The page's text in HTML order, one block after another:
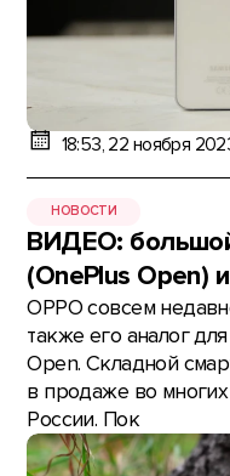
18:53, 22 ноября
НОВОСТИ
ВИДЕО:
(OnePlus Open)
OPPO совсем
также его аналог
Open. Складной
в продаже во
России. Пок